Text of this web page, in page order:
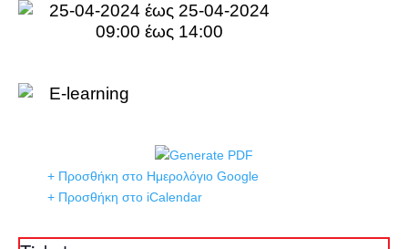
25-04-2024 έως 25-04-2024
09:00 έως 14:00
E-learning
+ Προσθήκη στο Ημερολόγιο Google
+ Προσθήκη στο iCalendar